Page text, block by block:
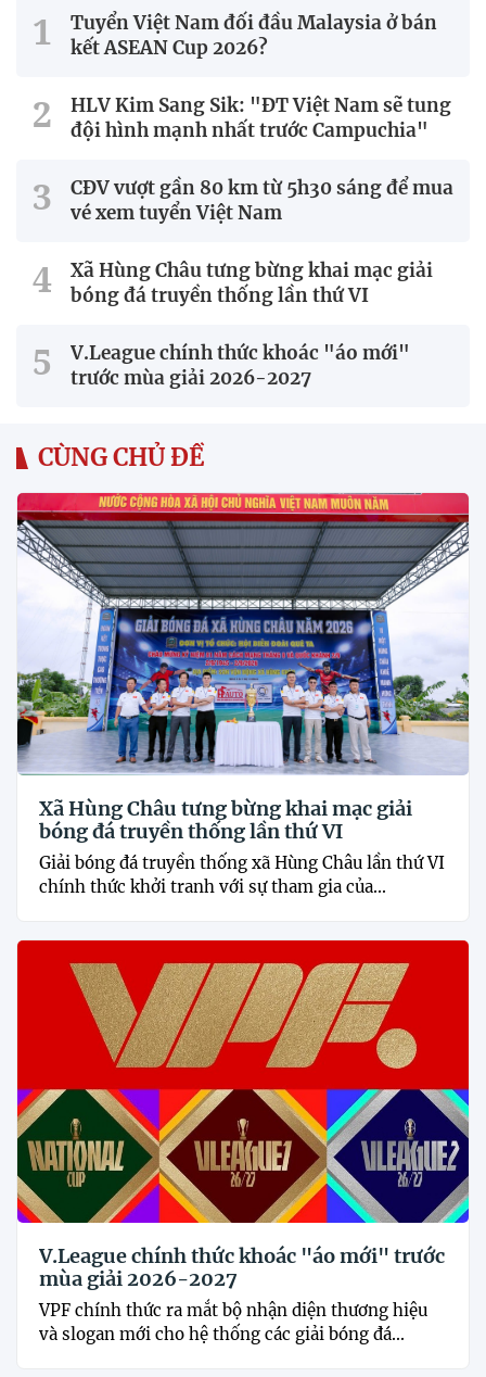
Tuyển Việt Nam đối đầu Malaysia ở bán
kết ASEAN Cup 2026?
HLV Kim Sang Sik: "ĐT Việt Nam sẽ tung
đội hình mạnh nhất trước Campuchia"
CĐV vượt gần 80 km từ 5h30 sáng để mua
vé xem tuyển Việt Nam
Xã Hùng Châu tưng bừng khai mạc giải
bóng đá truyền thống lần thứ VI
V.League chính thức khoác "áo mới"
trước mùa giải 2026-2027
CÙNG CHỦ ĐỀ
Xã Hùng Châu tưng bừng khai mạc giải
bóng đá truyền thống lần thứ VI
Giải bóng đá truyền thống xã Hùng Châu lần thứ VI
chính thức khởi tranh với sự tham gia của...
V.League chính thức khoác "áo mới" trước
mùa giải 2026-2027
VPF chính thức ra mắt bộ nhận diện thương hiệu
và slogan mới cho hệ thống các giải bóng đá...